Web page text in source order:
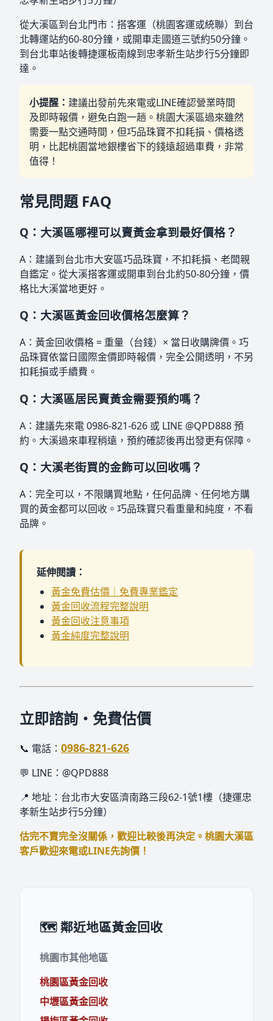
從大溪區到台北門市：搭客運（桃園客運或統聯）到台
北轉運站約60-80分鐘，或開車走國道三號約50分鐘。
到台北車站後轉捷運板南線到忠孝新生站步行5分鐘即
達。
小提醒： 建議出發前先來電或LINE確認營業時間
及即時報價，避免白跑一趟。桃園大溪區過來雖然
需要一點交通時間，但巧品珠寶不扣耗損、價格透
明，比起桃園當地銀樓省下的錢遠超過車費，非常
值得！
常見問題 FAQ
Q：大溪區哪裡可以賣黃金拿到最好價格？
A：建議到台北市大安區巧品珠寶，不扣耗損、老闆親
自鑑定。從大溪搭客運或開車到台北約50-80分鐘，價
格比大溪當地更好。
Q：大溪區黃金回收價格怎麼算？
A：黃金回收價格 = 重量（台錢）× 當日收購牌價。巧
品珠寶依當日國際金價即時報價，完全公開透明，不另
扣耗損或手續費。
Q：大溪區居民賣黃金需要預約嗎？
A：建議先來電 0986-821-626 或 LINE @QPD888 預
約。大溪過來車程稍遠，預約確認後再出發更有保障。
Q：大溪老街買的金飾可以回收嗎？
A：完全可以，不限購買地點，任何品牌、任何地方購
買的黃金都可以回收。巧品珠寶只看重量和純度，不看
品牌。
延伸閱讀：
黃金免費估價｜免費專業鑑定
黃金回收流程完整說明
黃金回收注意事項
黃金純度完整說明
立即諮詢・免費估價
📞 電話： 0986-821-626
💬 LINE：@QPD888
📍 地址：台北市大安區濟南路三段62-1號1樓（捷運忠
孝新生站步行5分鐘）
估完不賣完全沒關係，歡迎比較後再決定。桃園大溪區
客戶歡迎來電或LINE先詢價！
🗺️ 鄰近地區黃金回收
桃園市其他地區
桃園區黃金回收
中壢區黃金回收